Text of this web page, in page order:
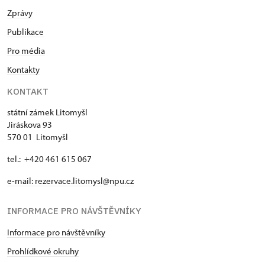
Zprávy
Publikace
Pro média
Kontakty
KONTAKT
státní zámek Litomyšl
Jiráskova 93
570 01 Litomyšl
tel.: +420 461 615 067
e-mail: rezervace.litomysl@npu.cz
INFORMACE PRO NÁVŠTĚVNÍKY
Informace pro návštěvníky
Prohlídkové okruhy